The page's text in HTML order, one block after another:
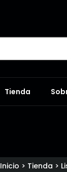
Tienda
Inicio > Tienda >